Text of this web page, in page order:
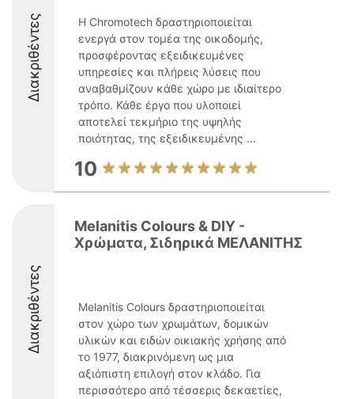
Διακριθέντες
Η Chromotech δραστηριοποιείται
ενεργά στον τομέα της οικοδομής,
προσφέροντας εξειδικευμένες
υπηρεσίες και πλήρεις λύσεις που
αναβαθμίζουν κάθε χώρο με ιδιαίτερο
τρόπο. Κάθε έργο που υλοποιεί
αποτελεί τεκμήριο της υψηλής
ποιότητας, της εξειδικευμένης ...
10
Διακριθέντες
Melanitis Colours & DIY -
Χρώματα, Σιδηρικά ΜΕΛΑΝΙΤΗΣ
Melanitis Colours δραστηριοποιείται
στον χώρο των χρωμάτων, δομικών
υλικών και ειδών οικιακής χρήσης από
το 1977, διακρινόμενη ως μια
αξιόπιστη επιλογή στον κλάδο. Για
περισσότερο από τέσσερις δεκαετίες,